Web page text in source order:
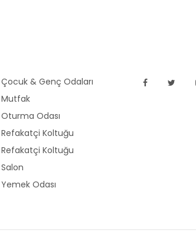
Çocuk & Genç Odaları
Mutfak
Oturma Odası
Refakatçi Koltuğu
Refakatçi Koltuğu
Salon
Yemek Odası